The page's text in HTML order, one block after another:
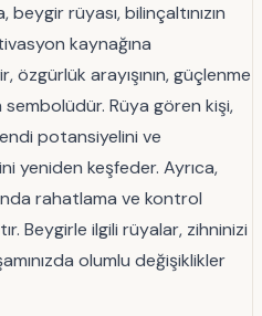
beygir rüyası, bilinçaltınızın
kaynağına
arayışının, güçlenme
sembolüdür. Rüya gören kişi,
potansiyelini ve
yeniden keşfeder. Ayrıca,
rahatlama ve kontrol
Beygirle ilgili rüyalar, zihninizi
olumlu değişiklikler